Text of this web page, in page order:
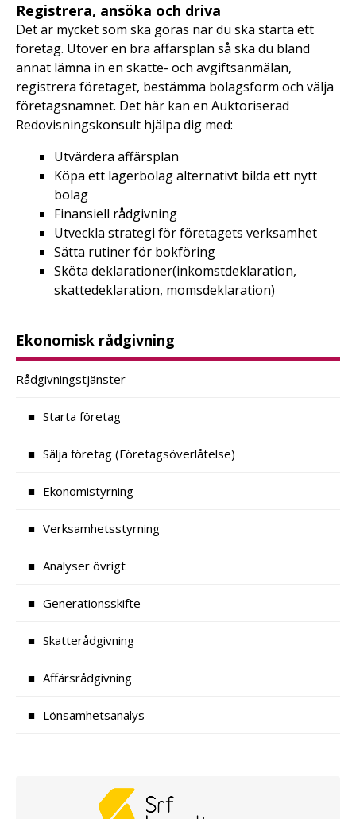
Registrera, ansöka och driva
Det är mycket som ska göras när du ska starta ett
företag. Utöver en bra affärsplan så ska du bland
annat lämna in en skatte- och avgiftsanmälan,
registrera företaget, bestämma bolagsform och välja
företagsnamnet. Det här kan en Auktoriserad
Redovisningskonsult hjälpa dig med:
Utvärdera affärsplan
Köpa ett lagerbolag alternativt bilda ett nytt
bolag
Finansiell rådgivning
Utveckla strategi för företagets verksamhet
Sätta rutiner för bokföring
Sköta deklarationer(inkomstdeklaration,
skattedeklaration, momsdeklaration)
Ekonomisk rådgivning
Rådgivningstjänster
Starta företag
Sälja företag (Företagsöverlåtelse)
Ekonomistyrning
Verksamhetsstyrning
Analyser övrigt
Generationsskifte
Skatterådgivning
Affärsrådgivning
Lönsamhetsanalys